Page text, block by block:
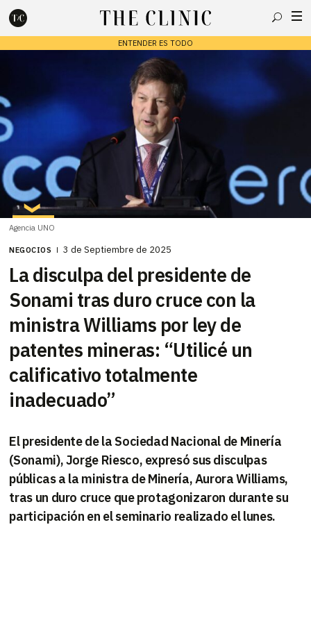
ENTENDER ES TODO
Escribe lo que deseas y presiona enter para buscar
Agencia UNO
NEGOCIOS 3 de Septiembre de 2025
La disculpa del presidente de
Sonami tras duro cruce con la
ministra Williams por ley de
patentes mineras: “Utilicé un
calificativo totalmente
inadecuado”
El presidente de la Sociedad Nacional de Minería
(Sonami), Jorge Riesco, expresó sus disculpas
públicas a la ministra de Minería, Aurora Williams,
tras un duro cruce que protagonizaron durante su
participación en el seminario realizado el lunes.